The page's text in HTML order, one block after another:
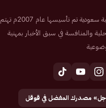
صحيفة إلكترونية سعودية تم تأسيسها عام 2007م تهتم
والمنافسة في سبق الأخبار بمهنية
مصدرك المفضل في قوقل